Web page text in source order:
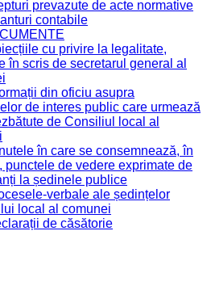
prevazute de acte normative
contabile
cu privire la legalitate,
în scris de secretarul general al
din oficiu asupra
de interes public care urmează
de Consiliul local al
în care se consemnează, în
punctele de vedere exprimate de
la ședinele publice
verbale ale ședințelor
local al comunei
de căsătorie